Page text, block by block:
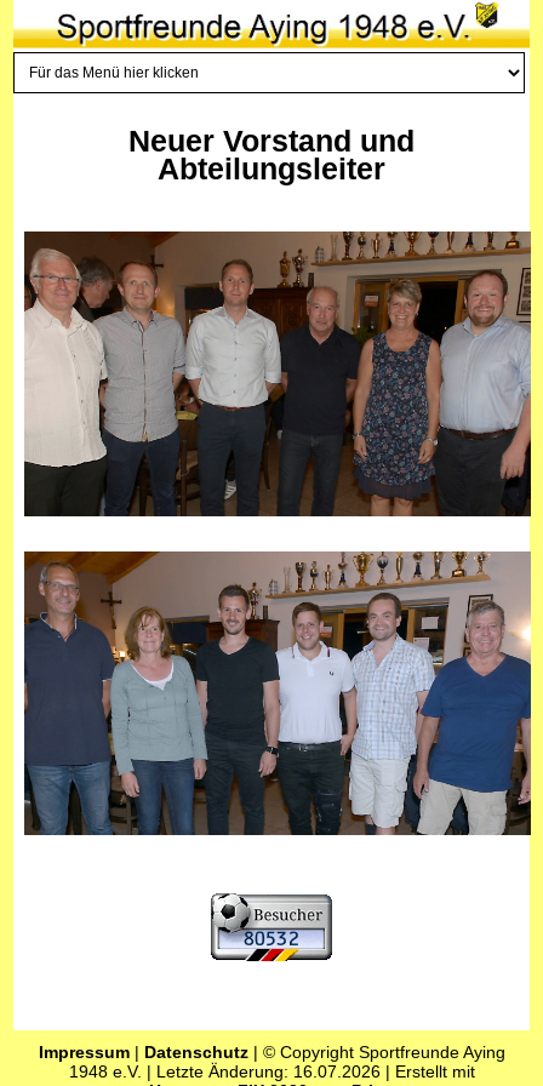
Neuer Vorstand und
Abteilungsleiter
Impressum| Datenschutz| © Copyright Sportfreunde Aying
1948 e.V. | Letzte Änderung: 16.07.2026 | Erstellt mit